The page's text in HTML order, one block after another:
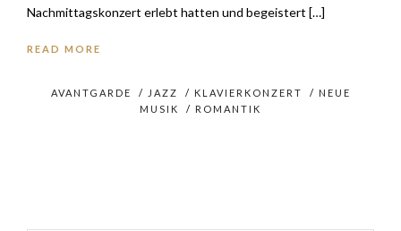
Nachmittagskonzert erlebt hatten und begeistert […]
READ MORE
AVANTGARDE / JAZZ / KLAVIERKONZERT / NEUE
MUSIK
/ ROMANTIK